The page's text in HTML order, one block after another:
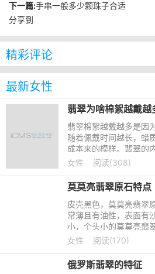
下一篇:手串一般多少颗珠子合适
分享到
精彩评论
最新女性
翡翠为啥棉絮越戴越
翡翠棉絮越戴越多是因
随着佩戴时间越长，蜡
成本来的模样。翡翠的
絮越戴越多有可能是翡
女性 阅读(308)
莫莫亮翡翠原石特点
皮壳黑色，莫莫亮翡翠
常薄且有油性，表面有
小，个头小的莫莫亮翡
但是产量较少，比较少
女性 阅读(170)
俄罗斯翡翠的特征